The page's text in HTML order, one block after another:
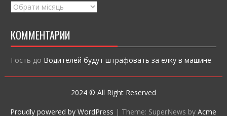
Архивы
КОММЕНТАРИИ
Гость до Водителей будут штрафовать за елку в машине
2024 © All Right Reserved
Proudly powered by WordPress | Theme: SuperNews byAcme